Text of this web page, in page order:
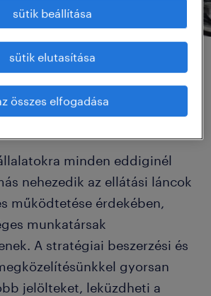
a
dolgozók
minden eddiginél
nehezedik az ellátási láncok
működtetése érdekében,
munkatársak
A stratégiai beszerzési és
gyorsan
jelölteket, leküzdheti a
sütik beállítása
sütik elutasítása
összes elfogadása